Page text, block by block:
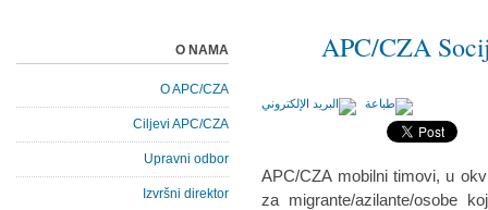
APC/CZA
APC/CZA mobilni timovi, u
za migrante/azilante/osobe
O NAMA
O APC/CZA
Ciljevi APC/CZA
Upravni odbor
Izvršni direktor